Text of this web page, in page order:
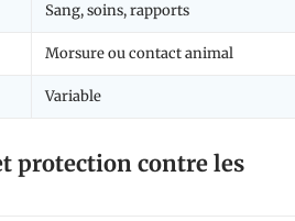
Sang, soins, rapports
Morsure ou contact animal
Variable
protection contre les